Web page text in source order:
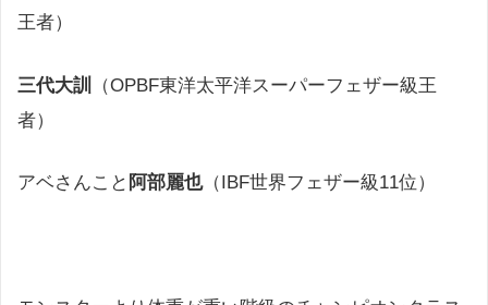
王者）
三代大訓
（OPBF東洋太平洋スーパーフェザー級王
者）
アベさんこと 阿部麗也（IBF世界フェザー級11位）